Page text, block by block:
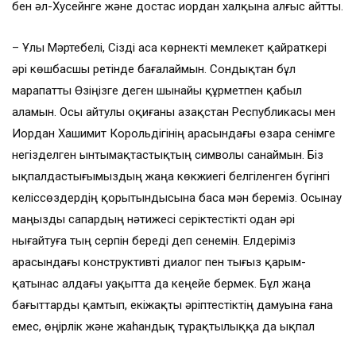
бен әл-Хусейнге және достас иордан халқына алғыс айтты.
– Ұлы Мәртебелі, Сізді аса көрнекті мемлекет қайраткері
әрі көшбасшы ретінде бағалаймын. Сондықтан бұл
марапатты Өзіңізге деген шынайы құрметпен қабыл
аламын. Осы айтулы оқиғаны Қазақстан Республикасы мен
Иордан Хашимит Корольдігінің арасындағы өзара сенімге
негізделген ынтымақтастықтың символы санаймын. Біз
ықпалдастығымыздың жаңа көкжиегі белгіленген бүгінгі
келіссөздердің қорытындысына баса мән береміз. Осынау
маңызды сапардың нәтижесі серіктестікті одан әрі
нығайтуға тың серпін береді деп сенемін. Елдеріміз
арасындағы конструктивті диалог пен тығыз қарым-
қатынас алдағы уақытта да кеңейе бермек. Бұл жаңа
бағыттарды қамтып, екіжақты әріптестіктің дамуына ғана
емес, өңірлік және жаһандық тұрақтылыққа да ықпал